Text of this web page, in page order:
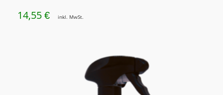
14,55 € inkl. MwSt.